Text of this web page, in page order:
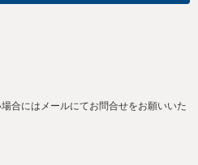
合にはメールにてお問合せをお願いいた